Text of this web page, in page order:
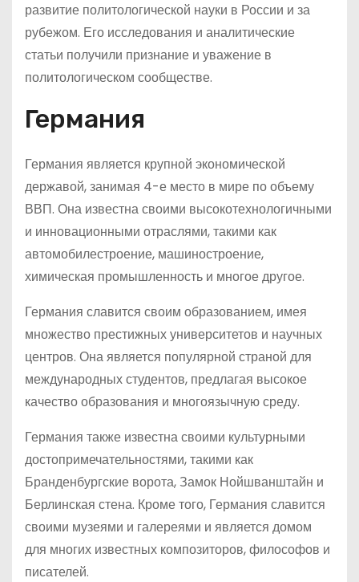
развитие политологической науки в России и за
рубежом. Его исследования и аналитические
статьи получили признание и уважение в
политологическом сообществе.
Германия
Германия является крупной экономической
державой, занимая 4-е место в мире по объему
ВВП. Она известна своими высокотехнологичными
и инновационными отраслями, такими как
автомобилестроение, машиностроение,
химическая промышленность и многое другое.
Германия славится своим образованием, имея
множество престижных университетов и научных
центров. Она является популярной страной для
международных студентов, предлагая высокое
качество образования и многоязычную среду.
Германия также известна своими культурными
достопримечательностями, такими как
Бранденбургские ворота, Замок Нойшванштайн и
Берлинская стена. Кроме того, Германия славится
своими музеями и галереями и является домом
для многих известных композиторов, философов и
писателей.